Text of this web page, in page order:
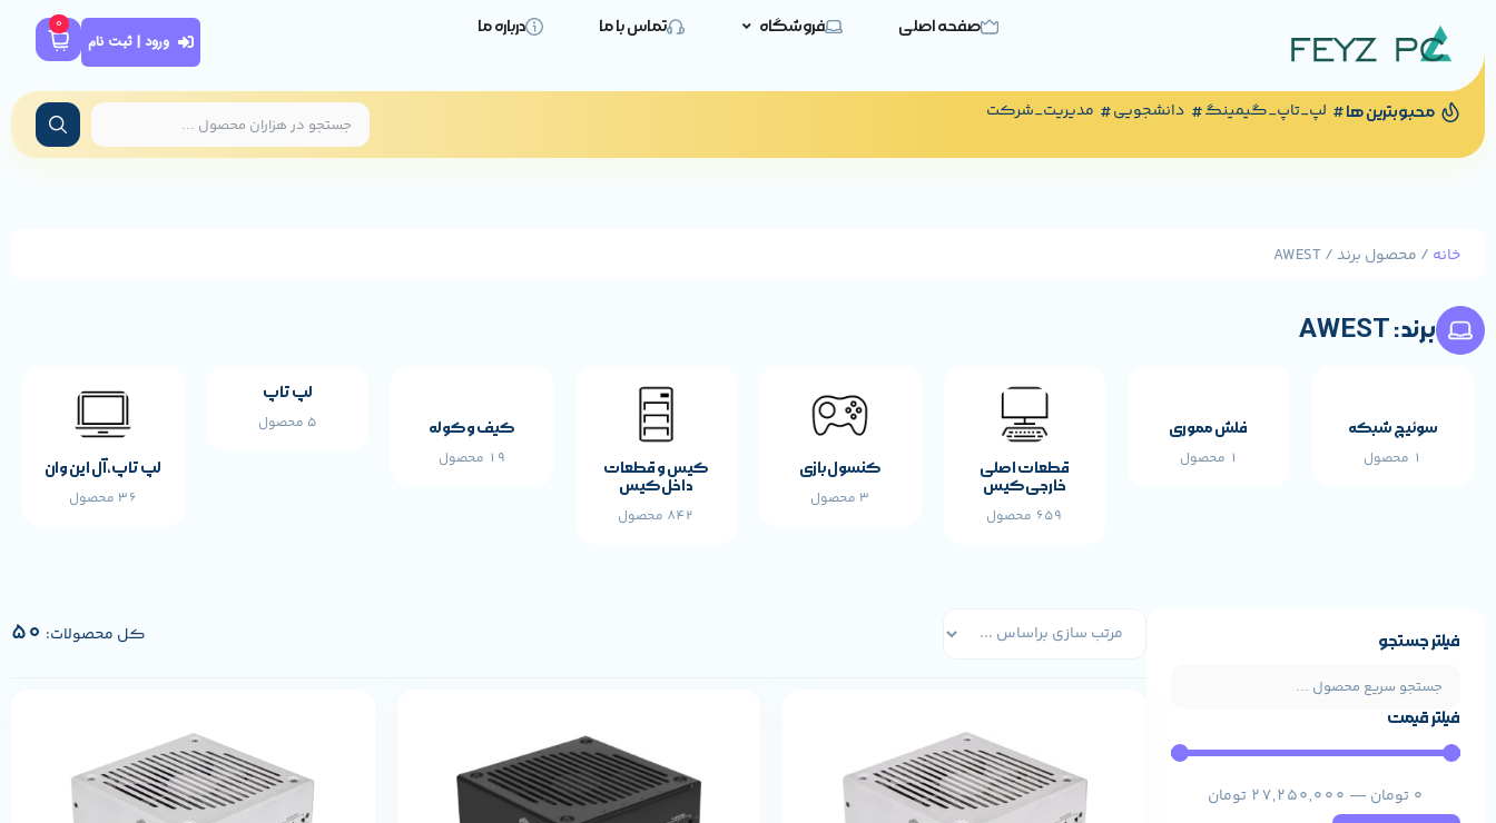
صفحه اصلی فروشگاه تماس با ما درباره ما
ورود | ثبت نام
0
محبوبترین ها لپ_تاپ_گیمینگ دانشجویی مدیریت_شرکت
خانه / محصول برند / AWEST
برند: AWEST
سوئیچ شبکه
1 محصول
فلش مموری
1 محصول
قطعات اصلی
خارجی کیس
659 محصول
کنسول بازی
3 محصول
کیس و قطعات
داخل کیس
842 محصول
کیف و کوله
19 محصول
لپ تاپ
5 محصول
لپ تاپ،آل این وان
36 محصول
فیلتر جستجو
فیلتر قیمت
0 تومان —
27,250,000 تومان
کل محصولات: 50
مشخصات پایه محصول مشخصات پایه محصول مشخصات پایه محصول